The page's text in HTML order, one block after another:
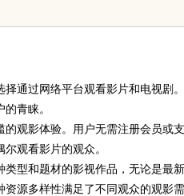
通过网络平台观看影片和电视剧
青睐。
观影体验。用户无需注册会员或
观看影片的观众。
类型和题材的影视作品，无论是最
资源多样性满足了不同观众的观影
辨识度